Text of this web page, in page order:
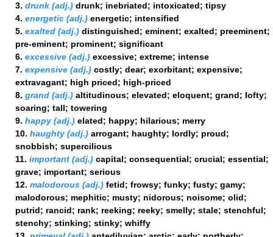
3. drunk (adj.) drunk; inebriated; intoxicated; tipsy
4. energetic (adj.) energetic; intensified
5. exalted (adj.) distinguished; eminent; exalted; preeminent;
pre-eminent; prominent; significant
6. excessive (adj.) excessive; extreme; intense
7. expensive (adj.) costly; dear; exorbitant; expensive;
extravagant; high priced; high-priced
8. grand (adj.) altitudinous; elevated; eloquent; grand; lofty;
soaring; tall; towering
9. happy (adj.) elated; happy; hilarious; merry
10. haughty (adj.) arrogant; haughty; lordly; proud;
snobbish; supercilious
11. important (adj.) capital; consequential; crucial; essential;
grave; important; serious
12. malodorous (adj.) fetid; frowsy; funky; fusty; gamy;
malodorous; mephitic; musty; nidorous; noisome; olid;
putrid; rancid; rank; reeking; reeky; smelly; stale; stenchful;
stenchy; stinking; stinky; whiffy